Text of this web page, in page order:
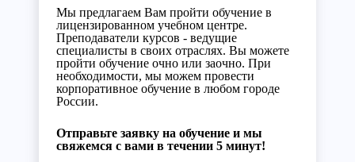
Мы предлагаем Вам пройти обучение в
лицензированном учебном центре.
Преподаватели курсов - ведущие
специалисты в своих отраслях. Вы можете
пройти обучение очно или заочно. При
необходимости, мы можем провести
корпоративное обучение в любом городе
России.
Отправьте заявку на обучение и мы
свяжемся с вами в течении 5 минут!